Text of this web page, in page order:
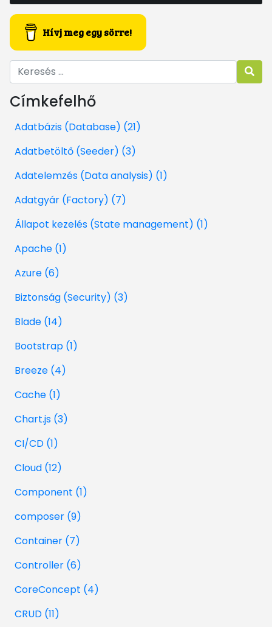
Hívj meg egy sörre!
Címkefelhő
Adatbázis (Database) (21)
Adatbetöltő (Seeder) (3)
Adatelemzés (Data analysis) (1)
Adatgyár (Factory) (7)
Állapot kezelés (State management) (1)
Apache (1)
Azure (6)
Biztonság (Security) (3)
Blade (14)
Bootstrap (1)
Breeze (4)
Cache (1)
Chart.js (3)
CI/CD (1)
Cloud (12)
Component (1)
composer (9)
Container (7)
Controller (6)
CoreConcept (4)
CRUD (11)